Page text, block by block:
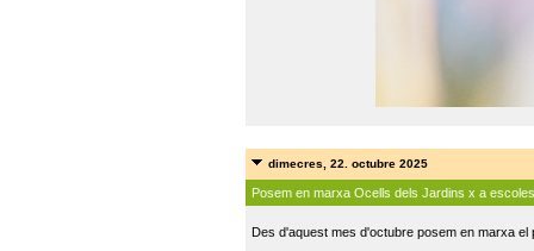
dimecres, 22. octubre 2025
Posem en marxa Ocells dels Jardins x a escoles
Des d'aquest mes d'octubre posem en marxa